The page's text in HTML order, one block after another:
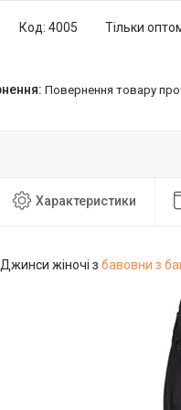
Тільки
Код: 4005
повернення товару
Характеристики
Джинси жіночі з бавовни з